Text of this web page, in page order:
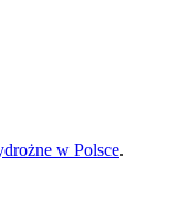
w Polsce.